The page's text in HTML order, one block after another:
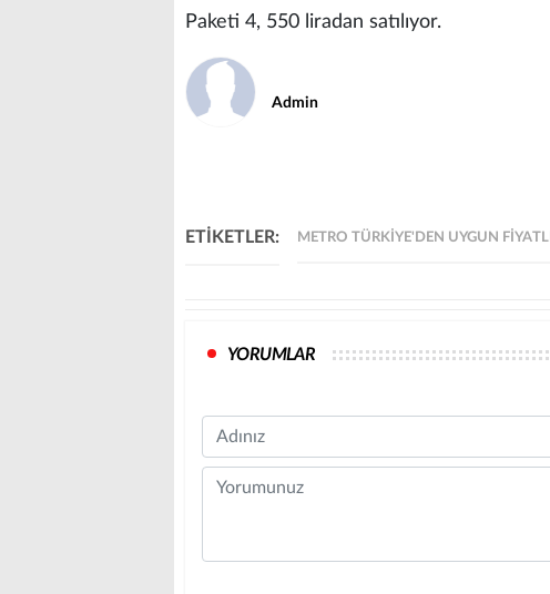
Paketi 4, 550 liradan satılıyor.
Admin
ETİKETLER: METRO TÜRKIYE'DEN UYGUN
YORUMLAR
Name
Comment